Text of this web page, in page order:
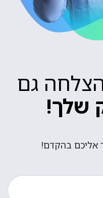
גם
שלך!
אליכם בהקדם!